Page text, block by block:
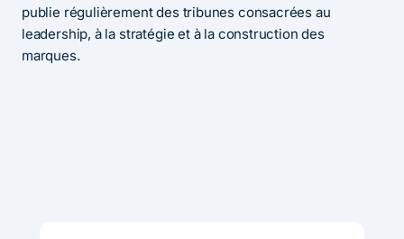
publie régulièrement des tribunes consacrées au
leadership, à la stratégie et à la construction des
marques.